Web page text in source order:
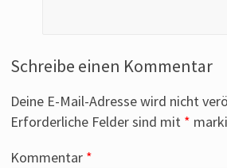
Schreibe einen Kommentar
Deine E-Mail-Adresse wird nicht
Erforderliche Felder sind mit *
Kommentar *